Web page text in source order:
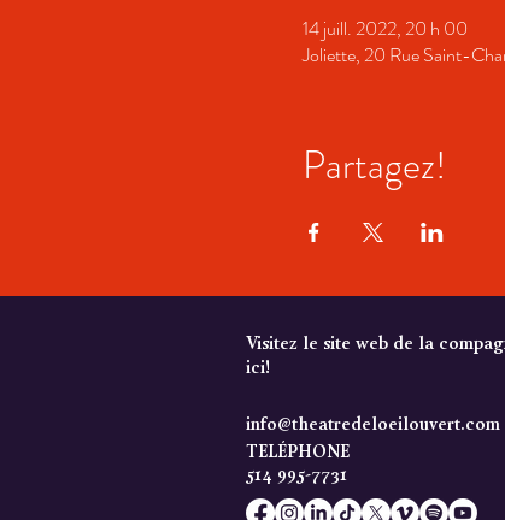
14 juill. 2022, 20 h 00
Joliette, 20 Rue Saint-
Partagez!
Visitez le site web de la
ici!
info@theatredeloeilouvert.com
TELÉPHONE
514 995-7731